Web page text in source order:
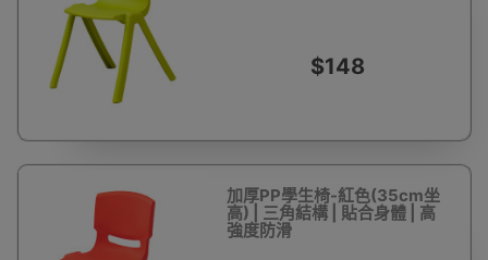
$148
加厚PP學生椅-紅色(35cm坐
高) | 三角結構 | 貼合身體 | 高
強度防滑